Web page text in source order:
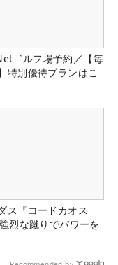
ゴルフ場予約／【毎
特別優待プランはこ
ス『コードカオス
烈な蹴りでパワーを